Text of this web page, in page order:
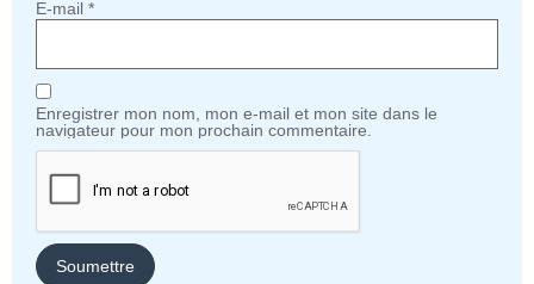
E-mail *
Enregistrer mon nom, mon e-mail et mon site dans le
navigateur pour mon prochain commentaire.